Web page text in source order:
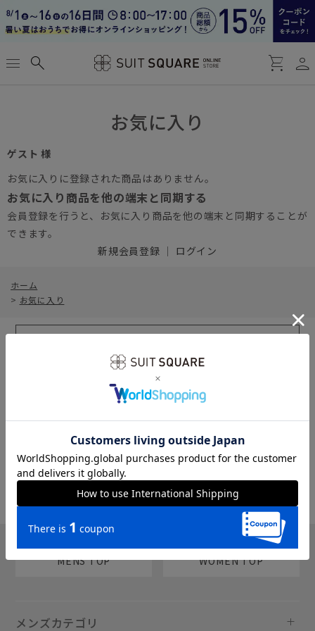
menu search shopping_cart person
お気に入り
ゲスト 様
お気に入りに登録された商品はありません。
お気に入り商品を他の端末と同期する
会員登録を行うと、お気に入り商品を他の端末と同期することが
できます。
新規会員登録 ｜ ログイン
ホーム
> お気に入り
sms
MENS TOP WOMEN TOP
メンズカテゴリ